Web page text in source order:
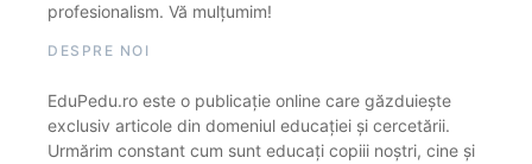
profesionalism. Vă mulțumim!
DESPRE NOI
EduPedu.ro este o publicație online care găzduiește
exclusiv articole din domeniul educației și cercetării.
Urmărim constant cum sunt educați copiii noștri, cine și